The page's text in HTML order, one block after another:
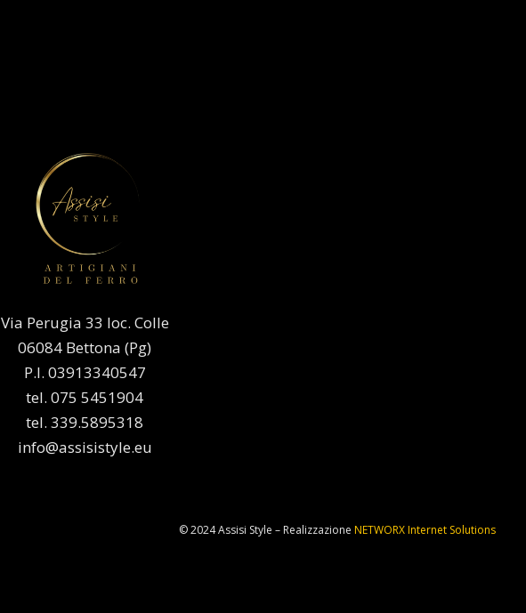
Via Perugia 33 loc. Colle
06084 Bettona (Pg)
P.I. 03913340547
tel. 075 5451904
tel. 339.5895318
info@assisistyle.eu
© 2024 Assisi Style – Realizzazione NETWORX Internet Solutions